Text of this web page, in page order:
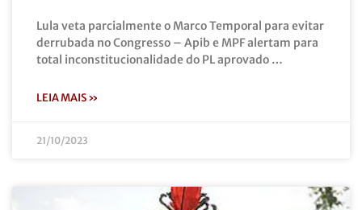
Lula veta parcialmente o Marco Temporal para evitar
derrubada no Congresso – Apib e MPF alertam para
total inconstitucionalidade do PL aprovado …
LEIA MAIS »
21/10/2023